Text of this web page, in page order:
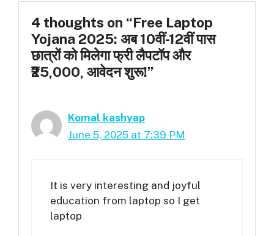
4 thoughts on “Free Laptop
Yojana 2025: अब 10वीं-12वीं पास
छात्रों को मिलेगा फ्री लैपटॉप और
₹25,000, आवेदन शुरू!”
Komal kashyap
June 5, 2025 at 7:39 PM
It is very interesting and joyful
education from laptop so I get
laptop